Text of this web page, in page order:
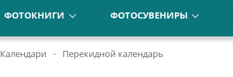
ФОТОКНИГИ ФОТОСУВЕНИРЫ
Календари Перекидной календарь